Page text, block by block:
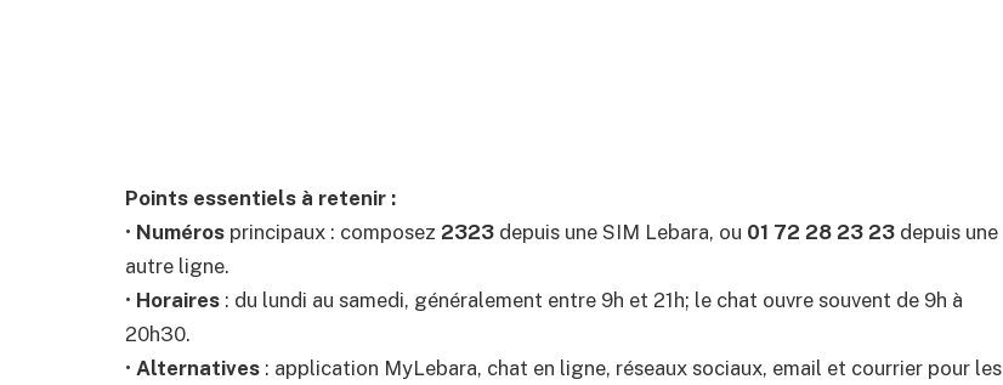
Points essentiels à retenir :
• Numéros principaux : composez 2323 depuis une SIM Lebara, ou 01 72 28 23 23 depuis une
autre ligne.
• Horaires : du lundi au samedi, généralement entre 9h et 21h; le chat ouvre souvent de 9h à
20h30.
• Alternatives : application MyLebara, chat en ligne, réseaux sociaux, email et courrier pour les